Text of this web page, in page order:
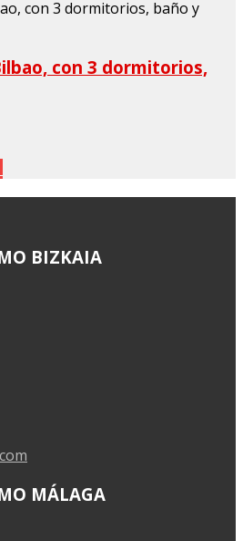
con 3 dormitorios,
BIZKAIA
MÁLAGA